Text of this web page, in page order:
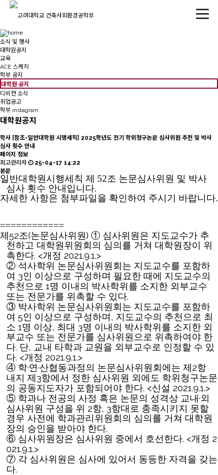
소식 및 행사
대학원공지
교육
ACE 스케치
학부 공지
대학원 공지
디비젼 소식
취업공고
학부 instagram
대학원공지
학사 [참조-일반대학원 시행세칙] 2025학년도 전기 학위청구논문 심사위원 추천 및 박사
심사 횟수 안내
페이지 정보
최고관리자
25-04-17 14:22
본문
일반대학원시행세칙 제 52조 논문심사위원 및 박사
심사 횟수 안내입니다.
자세한 사항은 첨부파일을 확인하여 주시기 바랍니다.
============
제 52조(논문심사위원) ① 심사위원은 지도교수가 추
천하고 대학원위원회의 심의를 거쳐 대학원장이 위
촉한다. <개정 2021.9.1.>
② 석사학위 논문심사위원회는 지도교수를 포함하
여 3인 이상으로 구성하며 필요한 때에 지도교수의
추천으로1명 이내의 박사학위를 소지한 외부교수
또는 전문가를 위촉할 수 있다.
③ 박사학위 논문심사위원회는 지도교수를 포함하
여5인 이상으로 구성하며 , 지도교수의 추천으로 최
소1명 이상, 최대 3명 이내의 박사학위를 소지한 외
부교수 또는 전문가를 심사위원으로 위촉하여야 한
다. 단, 교내 타학과 교원을 외부교수로 인정할 수 있
다. <개정 2021.9.1.>
④ 학·연·산협동과정의 논문심사위원회에는 제 2항
내지 제 3항에서 정한 심사위원 외에도 학위청구논문
의 공동지도자가 포함되어야 한다. <신설 2021.9.1.>
⑤ 학과나 전공의 사정 혹은 논문의 성격상 교내·외
심사위원 구성을 위 2항, 3항대로 충족시키지 못할
경우 사전에 학과관리위원회의 심의를 거쳐 대학원
장의 승인을 받아야 한다.
⑥ 심사위원장은 심사위원 중에서 호선한다. <개정 2
021.9.1.>
⑦ 각 심사위원은 심사에 있어서 동등한 자격을 갖는
다.